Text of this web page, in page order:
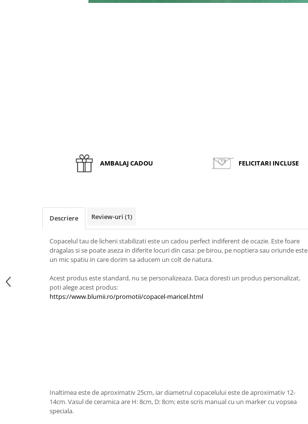
AMBALAJ CADOU FELICITARI INCLUSE
Descriere Review-uri (1)
Copacelul tau de licheni stabilizati este un cadou perfect indiferent de ocazie. Este foare
dragalas si se poate aseza in diferite locuri din casa: pe birou, pe noptiera sau oriunde este
un mic spatiu in care dorim sa aducem un colt de natura.
Acest produs este standard, nu se personalizeaza. Daca doresti un produs personalizat,
poti alege acest produs:
https://www.blumii.ro/promotii/copacel-maricel.html
Inaltimea este de aproximativ 25cm, iar diametrul copacelului este de aproximativ 12-
14cm. Vasul de ceramica are H: 8cm, D: 8cm; este scris manual cu un marker cu vopsea
speciala.